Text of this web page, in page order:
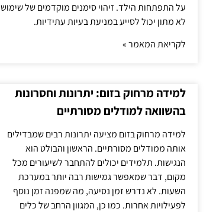
על התפתחות הילד. זיהוי סימנים מוקדמים של שימוש
לא מתון יכול לסייע במניעת בעיות עתידיות.
לקריאת המאמר »
למידה מרחוק בזום: יתרונות וחסרונות
בהשוואה למודלים מסורתיים
למידה מרחוק בזום מציעה יתרונות רבים שמבדילים
אותה ממודלים מסורתיים. הראשון והבולט הוא
הנגישות. תלמידים יכולים להתחבר לשיעורים מכל
מקום, דבר שמאפשר גמישות רבה יותר במערכת
השעות. לא נדרש זמן נסיעה, מה שמפנה זמן נוסף
לפעילויות אחרות. כמו כן, המגוון הרחב של כלים